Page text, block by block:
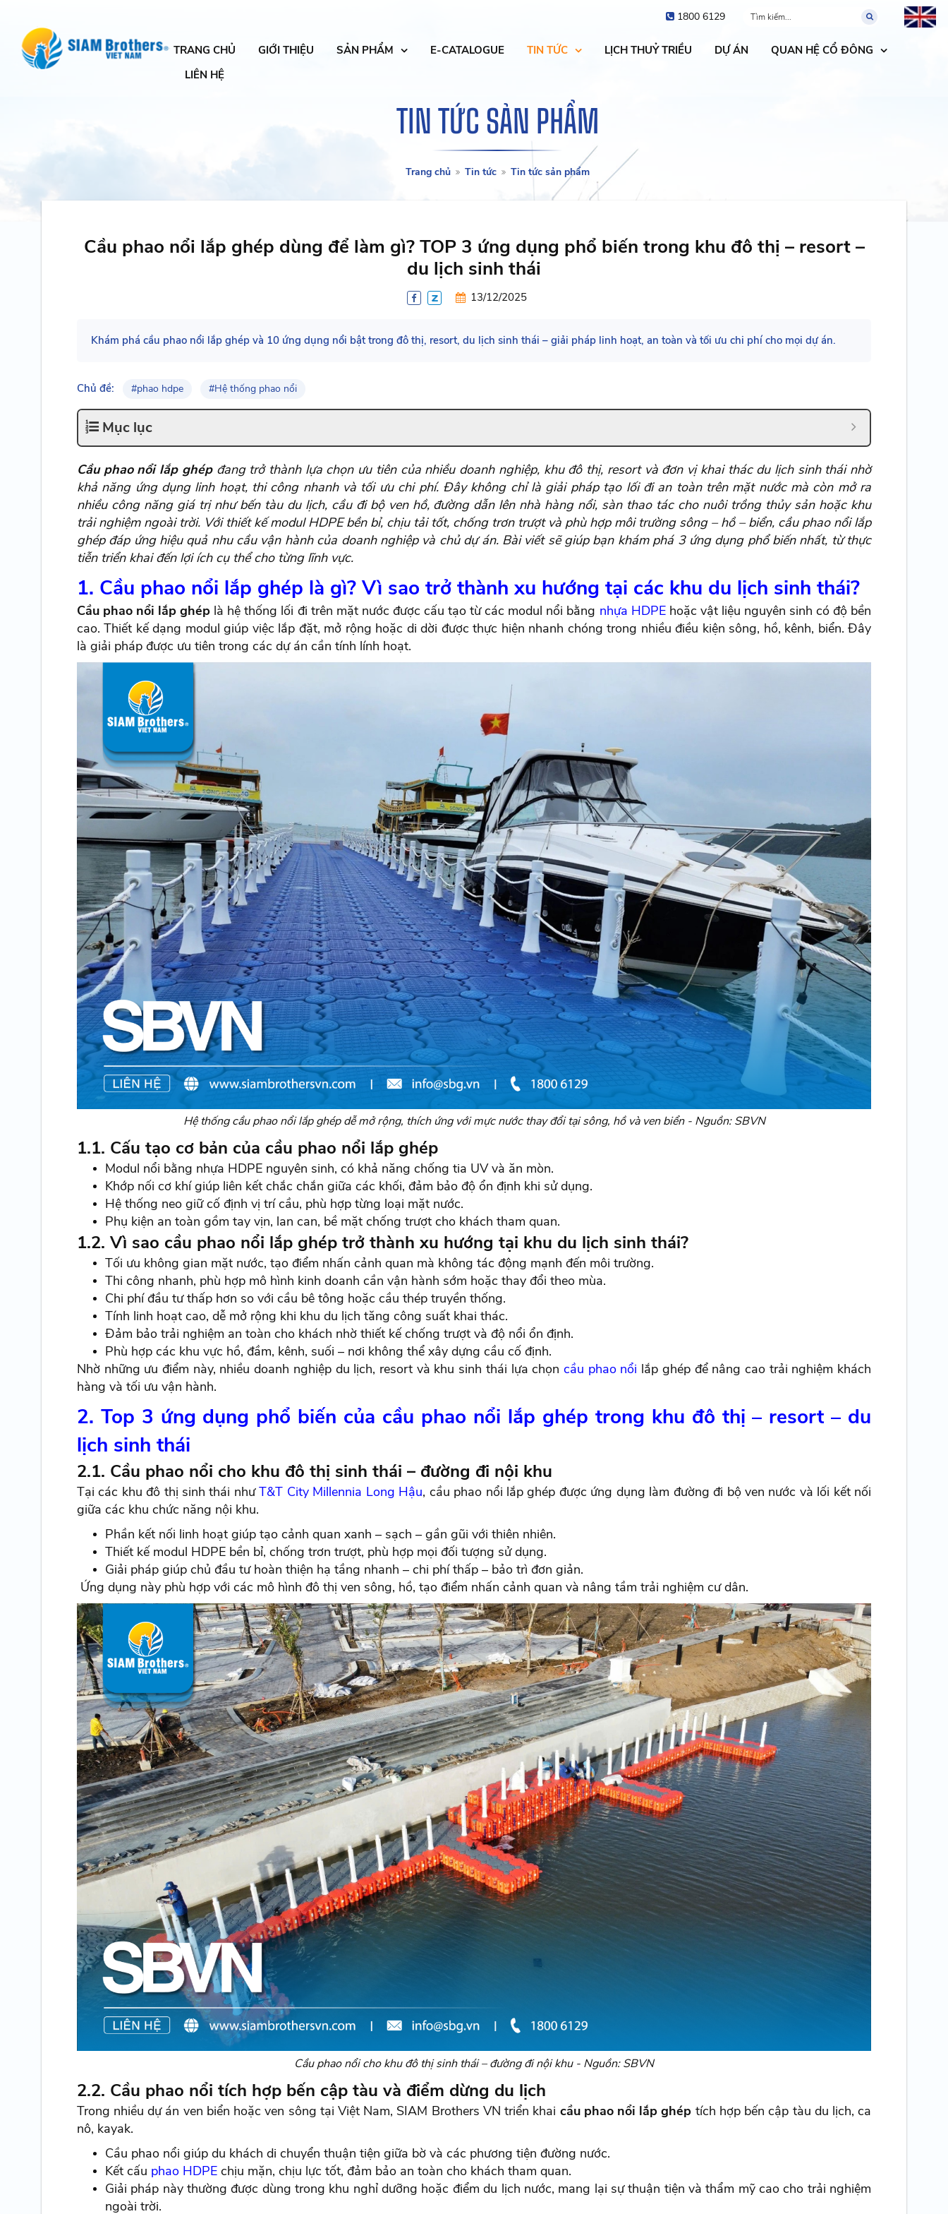
1800 6129
TRANG CHỦ GIỚI THIỆU SẢN PHẨM E-CATALOGUE TIN TỨC LỊCH THUỶ TRIỀU DỰ ÁN
QUAN HỆ CỔ ĐÔNG
LIÊN HỆ
TIN TỨC SẢN PHẨM
Trang chủ Tin tức Tin tức sản phẩm
Cầu phao nổi lắp ghép dùng để làm gì? TOP 3 ứng dụng phổ biến trong khu đô thị – resort –
du lịch sinh thái
13/12/2025
Khám phá cầu phao nổi lắp ghép và 10 ứng dụng nổi bật trong đô thị, resort, du lịch sinh thái – giải pháp linh hoạt, an toàn và tối ưu chi phí cho mọi dự án.
Chủ đề: #phao hdpe #Hệ thống phao nổi
Mục lục
Cầu phao nổi lắp ghép đang trở thành lựa chọn ưu tiên của nhiều doanh nghiệp, khu đô thị, resort và đơn vị khai thác du lịch sinh thái nhờ
khả năng ứng dụng linh hoạt, thi công nhanh và tối ưu chi phí. Đây không chỉ là giải pháp tạo lối đi an toàn trên mặt nước mà còn mở ra
nhiều công năng giá trị như bến tàu du lịch, cầu đi bộ ven hồ, đường dẫn lên nhà hàng nổi, sàn thao tác cho nuôi trồng thủy sản hoặc khu
trải nghiệm ngoài trời. Với thiết kế modul HDPE bền bỉ, chịu tải tốt, chống trơn trượt và phù hợp môi trường sông – hồ – biển, cầu phao nổi lắp
ghép đáp ứng hiệu quả nhu cầu vận hành của doanh nghiệp và chủ dự án. Bài viết sẽ giúp bạn khám phá 3 ứng dụng phổ biến nhất, từ thực
tiễn triển khai đến lợi ích cụ thể cho từng lĩnh vực.
1. Cầu phao nổi lắp ghép là gì? Vì sao trở thành xu hướng tại các khu du lịch sinh thái?
Cầu phao nổi lắp ghép là hệ thống lối đi trên mặt nước được cấu tạo từ các modul nổi bằng nhựa HDPEhoặc vật liệu nguyên sinh có độ bền
cao. Thiết kế dạng modul giúp việc lắp đặt, mở rộng hoặc di dời được thực hiện nhanh chóng trong nhiều điều kiện sông, hồ, kênh, biển. Đây
là giải pháp được ưu tiên trong các dự án cần tính lính hoạt.
Hệ thống cầu phao nổi lắp ghép dễ mở rộng, thích ứng với mực nước thay đổi tại sông, hồ và ven biển - Nguồn: SBVN
1.1. Cấu tạo cơ bản của cầu phao nổi lắp ghép
Modul nổi bằng nhựa HDPE nguyên sinh, có khả năng chống tia UV và ăn mòn.
Khớp nối cơ khí giúp liên kết chắc chắn giữa các khối, đảm bảo độ ổn định khi sử dụng.
Hệ thống neo giữ cố định vị trí cầu, phù hợp từng loại mặt nước.
Phụ kiện an toàn gồm tay vịn, lan can, bề mặt chống trượt cho khách tham quan.
1.2. Vì sao cầu phao nổi lắp ghép trở thành xu hướng tại khu du lịch sinh thái?
Tối ưu không gian mặt nước, tạo điểm nhấn cảnh quan mà không tác động mạnh đến môi trường.
Thi công nhanh, phù hợp mô hình kinh doanh cần vận hành sớm hoặc thay đổi theo mùa.
Chi phí đầu tư thấp hơn so với cầu bê tông hoặc cầu thép truyền thống.
Tính linh hoạt cao, dễ mở rộng khi khu du lịch tăng công suất khai thác.
Đảm bảo trải nghiệm an toàn cho khách nhờ thiết kế chống trượt và độ nổi ổn định.
Phù hợp các khu vực hồ, đầm, kênh, suối – nơi không thể xây dựng cầu cố định.
Nhờ những ưu điểm này, nhiều doanh nghiệp du lịch, resort và khu sinh thái lựa chọncầu phao nổi lắp ghép để nâng cao trải nghiệm khách
hàng và tối ưu vận hành.
2. Top 3 ứng dụng phổ biến của cầu phao nổi lắp ghép trong khu đô thị – resort – du
lịch sinh thái
2.1. Cầu phao nổi cho khu đô thị sinh thái – đường đi nội khu
Tại các khu đô thị sinh thái nhưT&T City Millennia Long Hậu, cầu phao nổi lắp ghép được ứng dụng làm đường đi bộ ven nước và lối kết nối
giữa các khu chức năng nội khu.
Phần kết nối linh hoạt giúp tạo cảnh quan xanh – sạch – gần gũi với thiên nhiên.
Thiết kế modul HDPE bền bỉ, chống trơn trượt, phù hợp mọi đối tượng sử dụng.
Giải pháp giúp chủ đầu tư hoàn thiện hạ tầng nhanh – chi phí thấp – bảo trì đơn giản.
Ứng dụng này phù hợp với các mô hình đô thị ven sông, hồ, tạo điểm nhấn cảnh quan và nâng tầm trải nghiệm cư dân.
Cầu phao nổi cho khu đô thị sinh thái – đường đi nội khu - Nguồn: SBVN
2.2. Cầu phao nổi tích hợp bến cập tàu và điểm dừng du lịch
Trong nhiều dự án ven biển hoặc ven sông tại Việt Nam, SIAM Brothers VN triển khai cầu phao nổi lắp ghép tích hợp bến cập tàu du lịch, ca
nô, kayak.
Cầu phao nổi giúp du khách di chuyển thuận tiện giữa bờ và các phương tiện đường nước.
Kết cấu phao HDPEchịu mặn, chịu lực tốt, đảm bảo an toàn cho khách tham quan.
Giải pháp này thường được dùng trong khu nghỉ dưỡng hoặc điểm du lịch nước, mang lại sự thuận tiện và thẩm mỹ cao cho trải nghiệm
ngoài trời.